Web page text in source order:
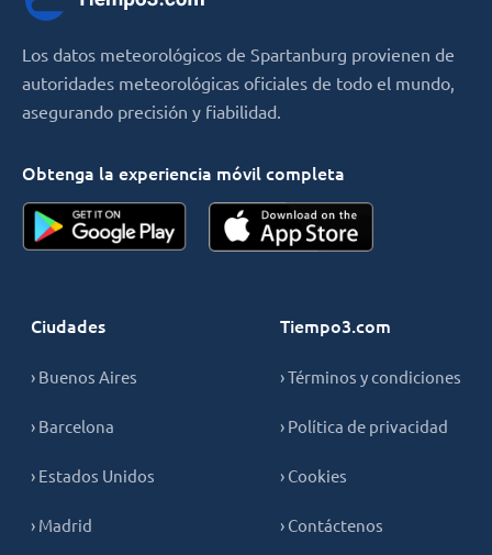
Los datos meteorológicos de Spartanburg provienen de
autoridades meteorológicas oficiales de todo el mundo,
asegurando precisión y fiabilidad.
Obtenga la experiencia móvil completa
Ciudades
› Buenos Aires
› Barcelona
› Estados Unidos
› Madrid
Tiempo3.com
› Términos y condiciones
› Política de privacidad
› Cookies
› Contáctenos